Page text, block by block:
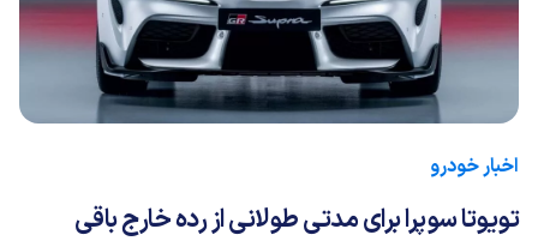
اخبار خودرو
تویوتا سوپرا برای مدتی طولانی از رده خارج باقی